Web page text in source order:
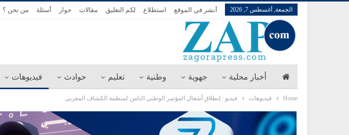
الجمعة, أغسطس 7, 2026 أنشر في الموقع استطلاع لكم التعليق مقالات حوار أسئلة من نحن ؟
أخبار محلية جهوية وطنية تعليم حوادث فيديوهات
Home فيديوهات فيديو : إنطلاق أشغال المؤتمر الوطني الثامن لمنظمة الكشاف المغربي